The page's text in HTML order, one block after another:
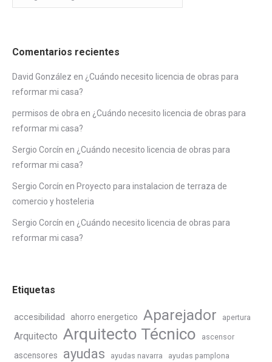
Comentarios recientes
David González en ¿Cuándo necesito licencia de obras para
reformar mi casa?
permisos de obra en ¿Cuándo necesito licencia de obras para
reformar mi casa?
Sergio Corcín en ¿Cuándo necesito licencia de obras para
reformar mi casa?
Sergio Corcín en Proyecto para instalacion de terraza de
comercio y hosteleria
Sergio Corcín en ¿Cuándo necesito licencia de obras para
reformar mi casa?
Etiquetas
accesibilidad ahorro energetico Aparejador apertura
Arquitecto Arquitecto Técnico ascensor
ascensores ayudas ayudas navarra ayudas pamplona